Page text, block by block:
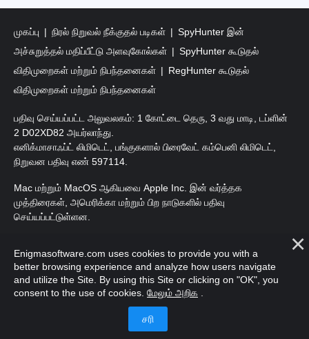
முகப்பு நிரல் நிறுவல் நீக்குதல் படிகள்
SpyHunter இன்
அச்சுறுத்தல் மதிப்பீட்டு அளவுகோல்கள்
SpyHunter கூடுதல்
விதிமுறைகள் மற்றும் நிபந்தனைகள்
RegHunter கூடுதல்
விதிமுறைகள் மற்றும் நிபந்தனைகள்
பதிவு செய்யப்பட்ட அலுவலகம்: 1 கோட்டை தெரு, 3 வது மாடி, டப்ளின்
2 D02XD82 அயர்லாந்து.
எனிக்மாசாஃப்ட் லிமிடெட், பங்குகளால் பிரைவேட் கம்பெனி லிமிடெட்,
நிறுவன பதிவு எண் 597114.
Mac மற்றும் MacOS ஆகியவை Apple Inc. இன் வர்த்தக
முத்திரைகள், அமெரிக்கா மற்றும் பிற நாடுகளில் பதிவு
செய்யப்பட்டுள்ளன.
உரிமைகளும் பாதுகாக்கப்பட்டவை.
Enigmasoftware.com uses cookies to provide you with a
better browsing experience and analyze how users navigate
and utilize the Site. By using this Site or clicking on "OK", you
consent to the use of cookies. மேலும் அறிக